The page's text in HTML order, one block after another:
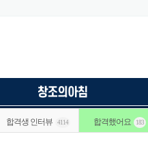
합격생 인터뷰 4114 합격했어요 183